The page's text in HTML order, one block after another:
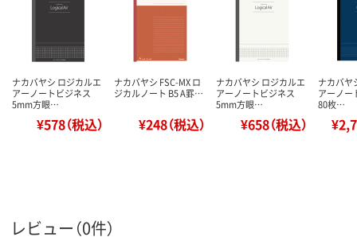
ナカバヤシ ロジカルエ
アーノートビジネス
5mm方眼…
¥578（税込）
ナカバヤシ FSC-MX ロ
ジカルノート B5 A罫…
¥248（税込）
ナカバヤシ ロジカルエ
アーノートビジネス
5mm方眼…
¥658（税込）
ナカバヤ
アーノー
80枚…
レビュー（0件）